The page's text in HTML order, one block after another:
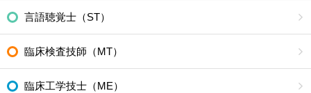
言語聴覚士（ST）
臨床検査技師（MT）
臨床工学技士（ME）